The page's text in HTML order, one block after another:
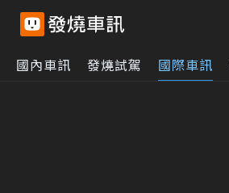
國內車訊 發燒試駕 國際車訊